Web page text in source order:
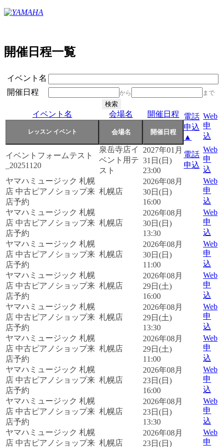
開催日程一覧
イベント名
開催日程
から まで
イベント名 会場名 開催日程
電話
申込
▲
Web
申
込
イベントフォームテスト
_20251120
泉岳寺店イ
ベント用テ
スト
2027年01月
31日(日)
23:00
電話
申込
Web
申
込
ヤマハミュージック 札幌
店 中古ピアノショップ来
店予約
札幌店
2026年08月
30日(日)
16:00
Web
申
込
ヤマハミュージック 札幌
店 中古ピアノショップ来
店予約
札幌店
2026年08月
30日(日)
13:30
Web
申
込
ヤマハミュージック 札幌
店 中古ピアノショップ来
店予約
札幌店
2026年08月
30日(日)
11:00
Web
申
込
ヤマハミュージック 札幌
店 中古ピアノショップ来
店予約
札幌店
2026年08月
29日(土)
16:00
Web
申
込
ヤマハミュージック 札幌
店 中古ピアノショップ来
店予約
札幌店
2026年08月
29日(土)
13:30
Web
申
込
ヤマハミュージック 札幌
店 中古ピアノショップ来
店予約
札幌店
2026年08月
29日(土)
11:00
Web
申
込
ヤマハミュージック 札幌
店 中古ピアノショップ来
店予約
札幌店
2026年08月
23日(日)
16:00
Web
申
込
ヤマハミュージック 札幌
店 中古ピアノショップ来
店予約
札幌店
2026年08月
23日(日)
13:30
Web
申
込
ヤマハミュージック 札幌
店 中古ピアノショップ来 札幌店
2026年08月
23日(日)
Web
申